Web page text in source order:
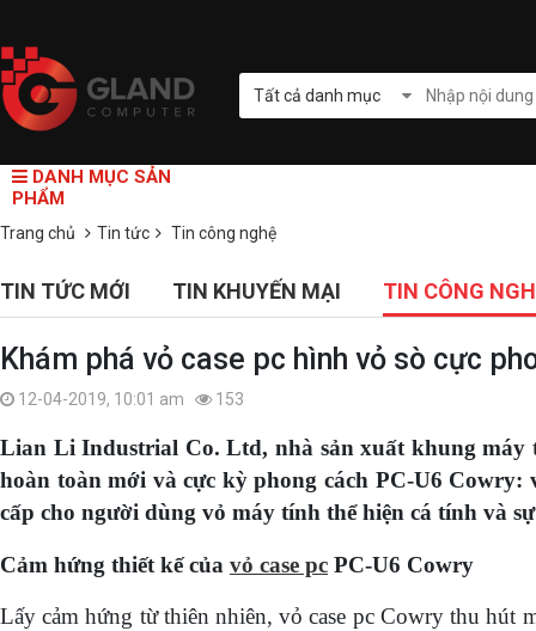
Tất cả danh mục
DANH MỤC SẢN
PHẨM
Trang chủ Tin tức Tin công nghệ
TIN TỨC MỚI TIN KHUYẾN MẠI TIN CÔNG
Khám phá vỏ case pc hình vỏ sò cực
12-04-2019, 10:01 am 153
Lian Li Industrial Co. Ltd, nhà sản xuất khung
hoàn toàn mới và cực kỳ phong cách PC-U6
cấp cho người dùng vỏ máy tính thể hiện cá tính và
Cảm hứng thiết kế của vỏ case pc PC-U6 Cowry
Lấy cảm hứng từ thiên nhiên, vỏ case pc Cowry thu hút